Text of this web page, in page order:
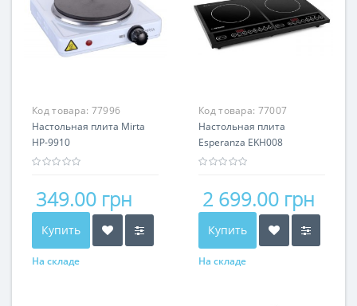
Код товара: 77996
Настольная плита Mirta
HP-9910
349.00 грн
Купить
На складе
Код товара: 77007
Настольная плита
Esperanza EKH008
2 699.00 грн
Купить
На складе